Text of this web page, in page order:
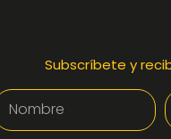
Subscríbete y